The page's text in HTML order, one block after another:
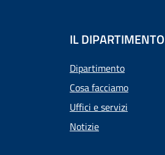
IL DIPARTIMENTO
Dipartimento
Cosa facciamo
Uffici e servizi
Notizie